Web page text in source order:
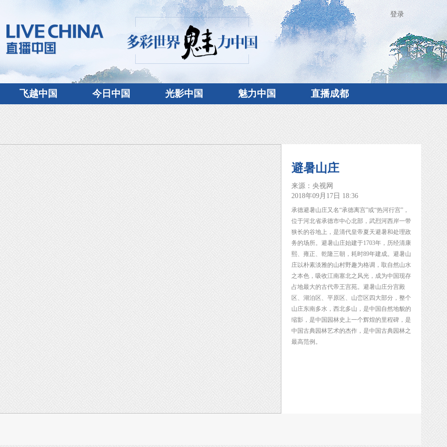
登录
飞越中国 今日中国 光影中国 魅力中国 直播成都
避暑山庄
来源：央视网
2018年09月17日 18:36
承德避暑山庄又名“承德离宫”或“热河行宫”，
位于河北省承德市中心北部，武烈河西岸一带
狭长的谷地上，是清代皇帝夏天避暑和处理政
务的场所。避暑山庄始建于1703年，历经清康
熙、雍正、乾隆三朝，耗时89年建成。避暑山
庄以朴素淡雅的山村野趣为格调，取自然山水
之本色，吸收江南塞北之风光，成为中国现存
占地最大的古代帝王宫苑。避暑山庄分宫殿
区、湖泊区、平原区、山峦区四大部分，整个
山庄东南多水，西北多山，是中国自然地貌的
缩影，是中国园林史上一个辉煌的里程碑，是
中国古典园林艺术的杰作，是中国古典园林之
最高范例。